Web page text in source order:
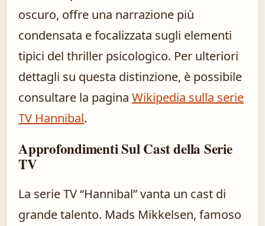
oscuro, offre una narrazione più
condensata e focalizzata sugli elementi
tipici del thriller psicologico. Per ulteriori
dettagli su questa distinzione, è possibile
consultare la pagina Wikipedia sulla serie
TV Hannibal.
Approfondimenti Sul Cast della Serie
TV
La serie TV “Hannibal” vanta un cast di
grande talento. Mads Mikkelsen, famoso